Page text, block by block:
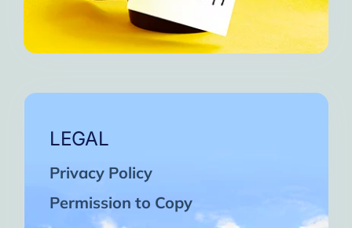
LEGAL
Privacy Policy
Permission to Copy